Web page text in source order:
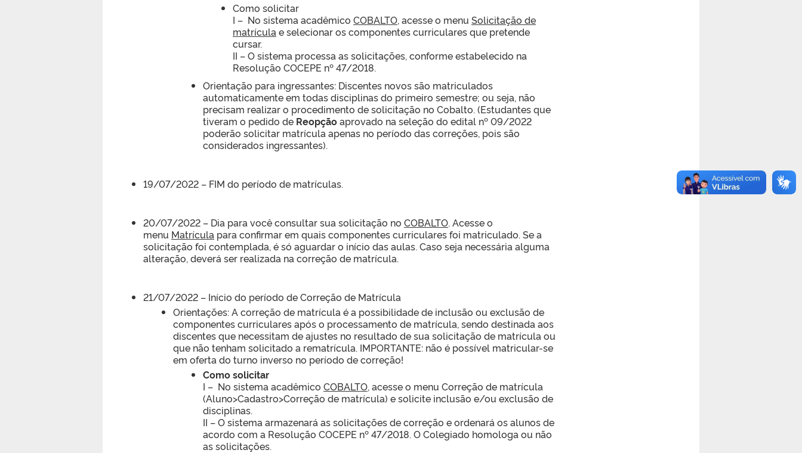
Como solicitar
I – No sistema acadêmico COBALTO, acesse o menu Solicitação de
matrícula e selecionar os componentes curriculares que pretende
cursar.
II – O sistema processa as solicitações, conforme estabelecido na
Resolução COCEPE nº 47/2018.
Orientação para ingressantes: Discentes novos são matriculados
automaticamente em todas disciplinas do primeiro semestre; ou seja, não
precisam realizar o procedimento de solicitação no Cobalto. (Estudantes que
tiveram o pedido de Reopçãoaprovado na seleção do edital nº 09/2022
poderão solicitar matrícula apenas no período das correções, pois são
considerados ingressantes).
19/07/2022 – FIM do período de matrículas.
20/07/2022 – Dia para você consultar sua solicitação no COBALTO. Acesse o
menu Matrícula para confirmar em quais componentes curriculares foi matriculado. Se a
solicitação foi contemplada, é só aguardar o início das aulas. Caso seja necessária alguma
alteração, deverá ser realizada na correção de matrícula.
21/07/2022 – Início do período de Correção de Matrícula
Orientações: A correção de matrícula é a possibilidade de inclusão ou exclusão de
componentes curriculares após o processamento de matrícula, sendo destinada aos
discentes que necessitam de ajustes no resultado de sua solicitação de matrícula ou
que não tenham solicitado a rematrícula. IMPORTANTE: não é possível matricular-se
em oferta do turno inverso no período de correção!
Como solicitar
I – No sistema acadêmico COBALTO, acesse o menu Correção de matrícula
(Aluno>Cadastro>Correção de matrícula) e solicite inclusão e/ou exclusão de
disciplinas.
II – O sistema armazenará as solicitações de correção e ordenará os alunos de
acordo com a Resolução COCEPE nº 47/2018. O Colegiado homologa ou não
as solicitações.